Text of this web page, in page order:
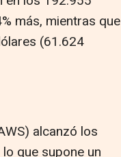
más, mientras que
(61.624
alcanzó los
que supone un